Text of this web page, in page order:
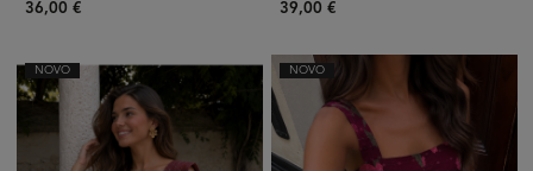
36,00 € 39,00 €
NOVO NOVO